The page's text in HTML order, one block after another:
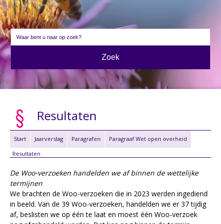
Resultaten
Start Jaarverslag Paragrafen
Paragraaf Wet open overheid
Resultaten
De Woo-verzoeken handelden we af binnen de wettelijke
termijnen
We brachten de Woo-verzoeken die in 2023 werden ingediend
in beeld. Van de 39 Woo-verzoeken, handelden we er 37 tijdig
af, beslisten we op één te laat en moest één Woo-verzoek